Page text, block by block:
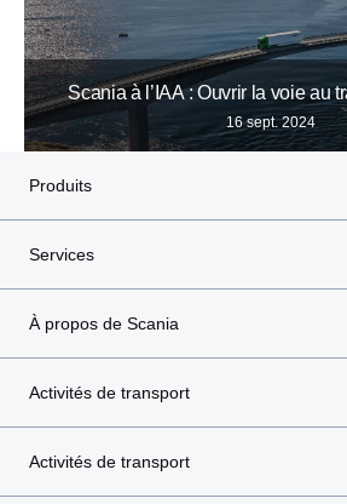
Scania à l’IAA : Ouvrir la voie au
16 sept. 2024
Produits
Services
À propos de Scania
Activités de transport
Activités de transport